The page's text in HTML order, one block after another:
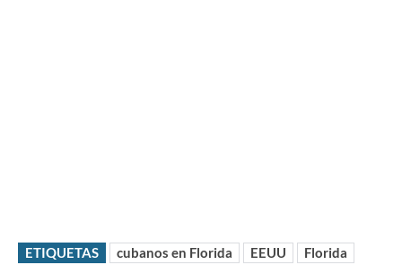
ETIQUETAS cubanos en Florida EEUU
Florida